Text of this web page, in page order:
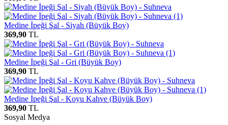
Medine İpeği Şal - Siyah (Büyük Boy)
369,90 TL
Medine İpeği Şal - Gri (Büyük Boy)
369,90 TL
Medine İpeği Şal - Koyu Kahve (Büyük Boy)
369,90 TL
Sosyal Medya